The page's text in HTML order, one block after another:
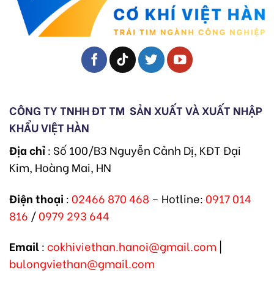
CÔNG TY TNHH ĐT TM SẢN XUẤT VÀ XUẤT NHẬP
KHẨU VIỆT HÀN
Địa chỉ: Số 100/B3 Nguyễn Cảnh Dị, KĐT Đại
Kim, Hoàng Mai, HN
Điện thoại : 02466 870 468 – Hotline: 0917 014
816 /0979 293 644
Email: cokhiviethan.hanoi@gmail.com
bulongviethan@gmail.com